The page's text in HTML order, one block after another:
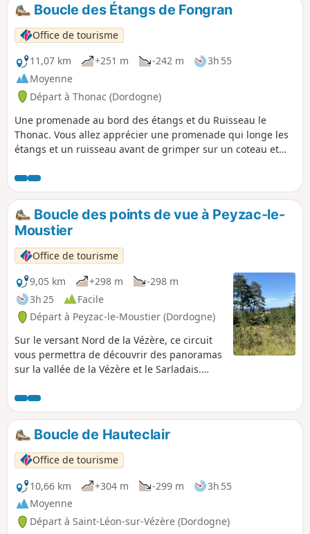
Boucle des Étangs de Fongran
Office de tourisme
11,07 km
+251 m -242 m
3h 55
Moyenne
Départ à Thonac (Dordogne)
Une promenade au bord des étangs et du Ruisseau le
Thonac. Vous allez apprécier une promenade qui longe les
étangs et un ruisseau avant de grimper sur un coteau et
Boucle des points de vue à Peyzac-le-
Moustier
Office de tourisme
9,05 km
+298 m
-298 m
3h 25
Facile
Départ à Peyzac-le-Moustier (Dordogne)
Sur le versant Nord de la Vézère, ce circuit
vous permettra de découvrir des panoramas
sur la vallée de la Vézère et le Sarladais.
itinéraire, qui offre en outre une flore
abondante et diversifiée.
Boucle de Hauteclair
Office de tourisme
10,66 km
+304 m -299 m
3h 55
Moyenne
Départ à Saint-Léon-sur-Vézère (Dordogne)